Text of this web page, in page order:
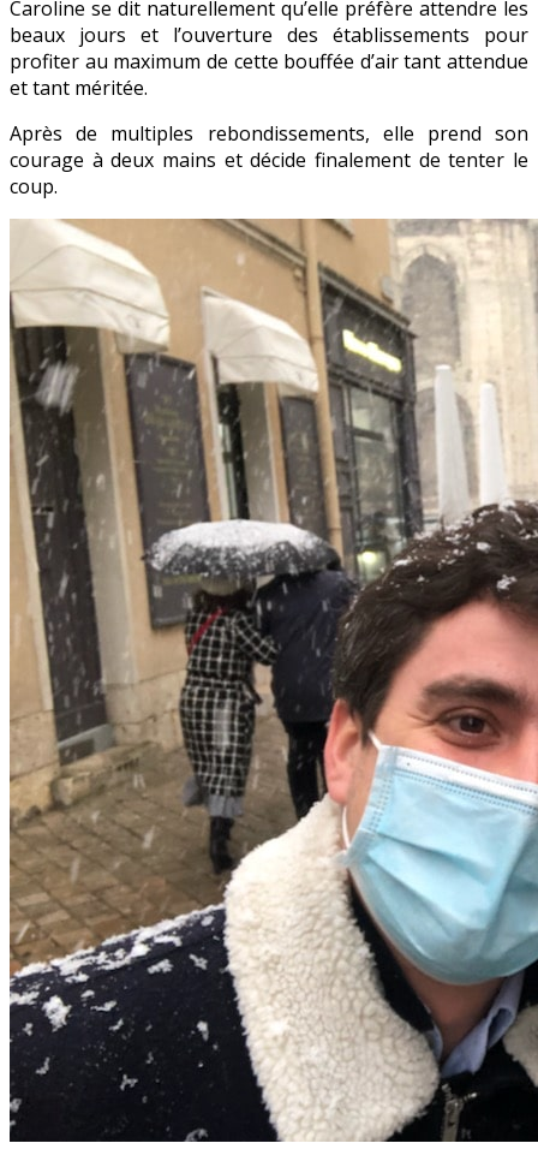
Caroline se dit naturellement qu’elle préfère attendre les
beaux jours et l’ouverture des établissements pour
profiter au maximum de cette bouffée d’air tant attendue
et tant méritée.
Après de multiples rebondissements, elle prend son
courage à deux mains et décide finalement de tenter le
coup.